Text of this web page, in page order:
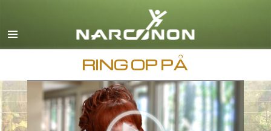
Græsk
Español
Français
RING OP PÅ